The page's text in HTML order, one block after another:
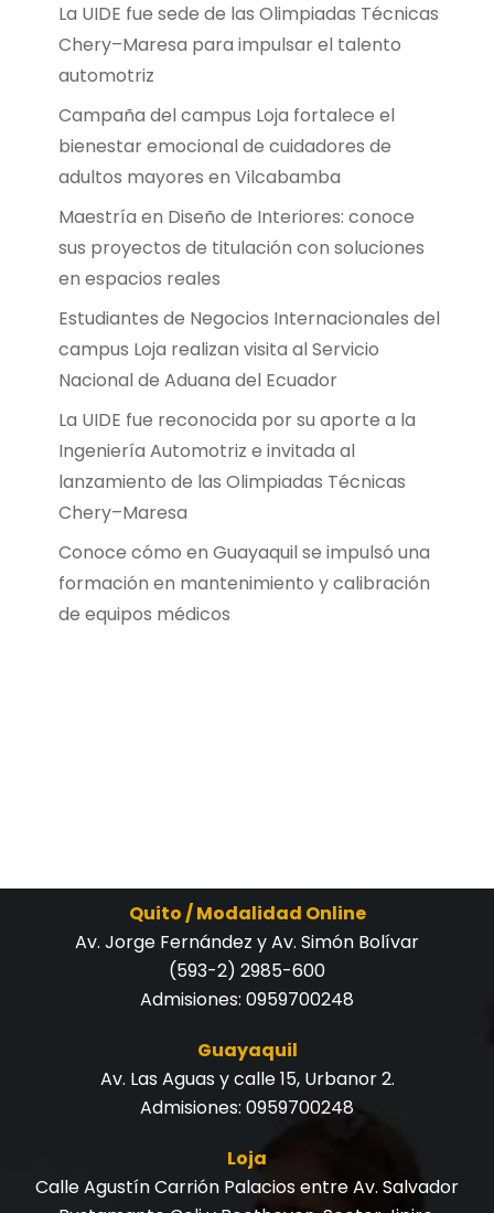
La UIDE fue sede de las Olimpiadas Técnicas
Chery–Maresa para impulsar el talento
automotriz
Campaña del campus Loja fortalece el
bienestar emocional de cuidadores de
adultos mayores en Vilcabamba
Maestría en Diseño de Interiores: conoce
sus proyectos de titulación con soluciones
en espacios reales
Estudiantes de Negocios Internacionales del
campus Loja realizan visita al Servicio
Nacional de Aduana del Ecuador
La UIDE fue reconocida por su aporte a la
Ingeniería Automotriz e invitada al
lanzamiento de las Olimpiadas Técnicas
Chery–Maresa
Conoce cómo en Guayaquil se impulsó una
formación en mantenimiento y calibración
de equipos médicos
Quito / Modalidad Online
Av. Jorge Fernández y Av. Simón Bolívar
(593-2) 2985-600
Admisiones: 0959700248
Guayaquil
Av. Las Aguas y calle 15, Urbanor 2.
Admisiones: 0959700248
Loja
Calle Agustín Carrión Palacios entre Av. Salvador